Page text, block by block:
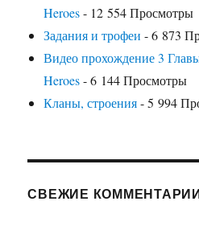
Heroes- 12 554 Просмотры
Задания и трофеи - 6 873
Видео прохождение 3
Heroes- 6 144 Просмотры
Кланы, строения- 5 994
СВЕЖИЕ